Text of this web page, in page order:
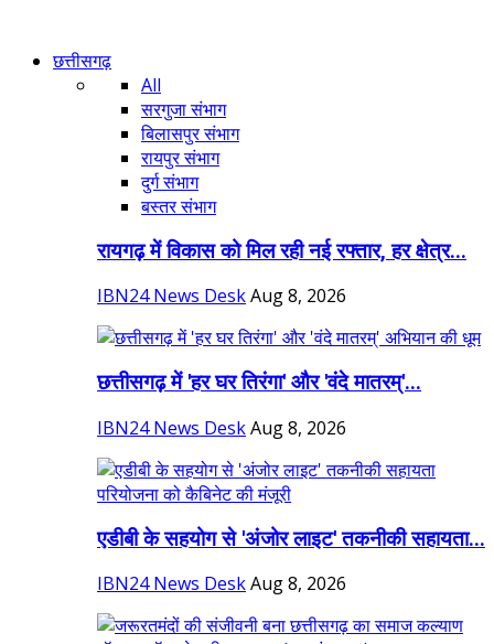
छत्तीसगढ़
All
सरगुजा संभाग
बिलासपुर संभाग
रायपुर संभाग
दुर्ग संभाग
बस्तर संभाग
रायगढ़ में विकास को मिल रही नई रफ्तार, हर क्षेत्र...
IBN24 News DeskAug 8, 2026
छत्तीसगढ़ में 'हर घर तिरंगा' और 'वंदे मातरम्'...
IBN24 News DeskAug 8, 2026
एडीबी के सहयोग से 'अंजोर लाइट' तकनीकी सहायता...
IBN24 News DeskAug 8, 2026